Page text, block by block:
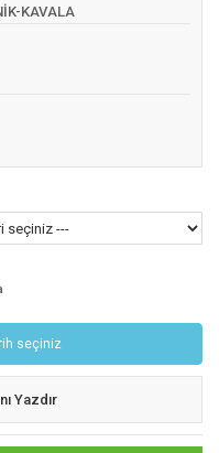
KAVALA
seçiniz
Yazdır